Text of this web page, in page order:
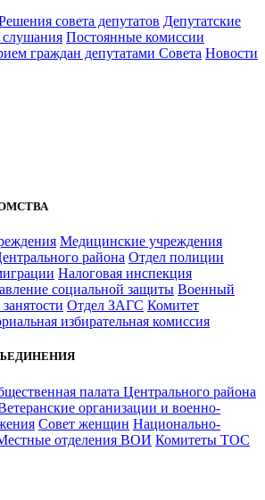
совета депутатов Депутатские
Постоянные комиссии
граждан депутатами Совета Новости
Медицинские учреждения
района Отдел полиции
Налоговая инспекция
социальной защиты Военный
Отдел ЗАГС Комитет
избирательная комиссия
палата Центрального района
организации и военно-
Совет женщин Национально-
отделения ВОИ Комитеты ТОС